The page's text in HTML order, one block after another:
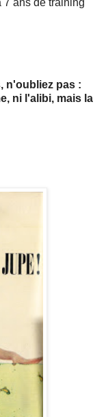
n'oubliez pas :
ni l'alibi, mais la